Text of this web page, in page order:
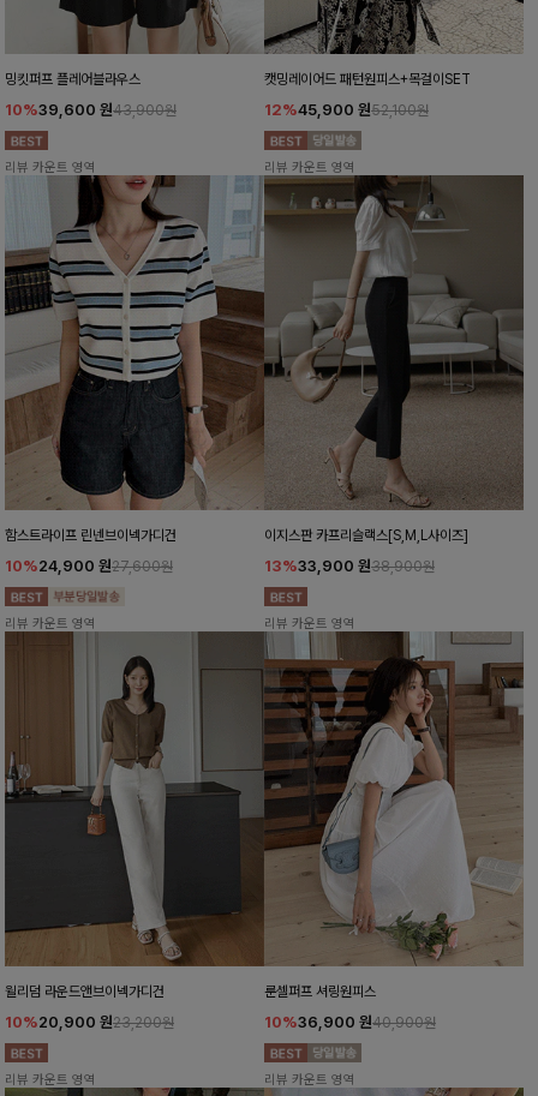
밍킷퍼프 플레어블라우스
10%39,600 원43,900원
리뷰 카운트 영역
캣밍레이어드 패턴원피스+목걸이SET
12%45,900 원52,100원
리뷰 카운트 영역
함스트라이프 린넨브이넥가디건
10%24,900 원27,600원
리뷰 카운트 영역
이지스판 카프리슬랙스[S,M,L사이즈]
13%33,900 원38,900원
리뷰 카운트 영역
윌리덤 라운드앤브이넥가디건
10%20,900 원23,200원
리뷰 카운트 영역
룬셀퍼프 셔링원피스
10%36,900 원40,900원
리뷰 카운트 영역